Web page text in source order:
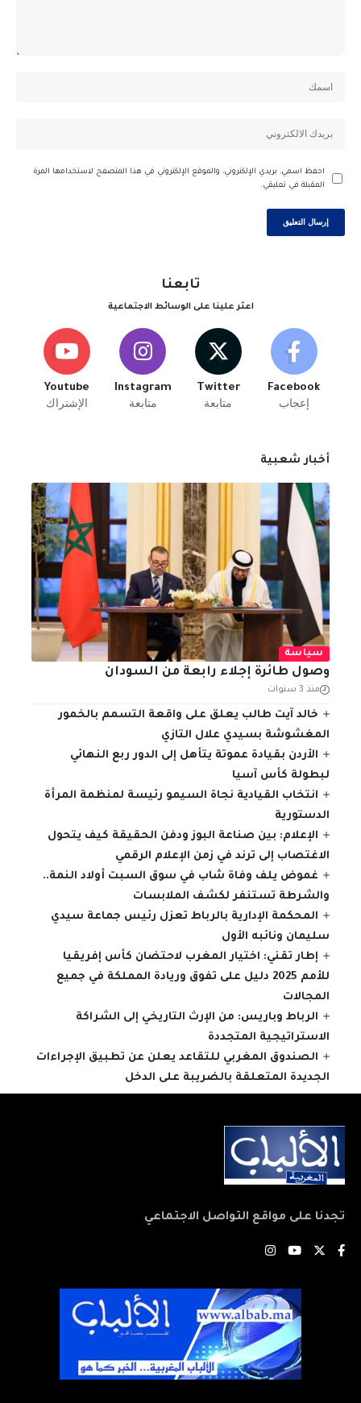
احفظ اسمي، بريدي الإلكتروني، والموقع الإلكتروني في هذا المتصفح لاستخدامها المرة
المقبلة في تعليقي.
تابعنا
اعثر علينا على الوسائط الاجتماعية
Facebook
إعجاب
Twitter
متابعة
Instagram
متابعة
Youtube
الإشتراك
أخبار شعبية
سياسة
وصول طائرة إجلاء رابعة من السودان
منذ 3 سنوات
خالد آيت طالب يعلق على واقعة التسمم بالخمور
المغشوشة بسيدي علال التازي
الأردن بقيادة عموتة يتأهل إلى الدور ربع النهائي
لبطولة كأس آسيا
انتخاب القيادية نجاة السيمو رئيسة لمنظمة المرأة
الدستورية
الإعلام: بين صناعة البوز ودفن الحقيقة كيف يتحول
الاغتصاب إلى ترند في زمن الإعلام الرقمي
غموض يلف وفاة شاب في سوق السبت أولاد النمة..
والشرطة تستنفر لكشف الملابسات
المحكمة الإدارية بالرباط تعزل رئيس جماعة سيدي
سليمان ونائبه الأول
إطار تقني: اختيار المغرب لاحتضان كأس إفريقيا
للأمم 2025 دليل على تفوق وريادة المملكة في جميع
المجالات
الرباط وباريس: من الإرث التاريخي إلى الشراكة
الاستراتيجية المتجددة
الصندوق المغربي للتقاعد يعلن عن تطبيق الإجراءات
الجديدة المتعلقة بالضريبة على الدخل
تجدنا على مواقع التواصل الاجتماعي